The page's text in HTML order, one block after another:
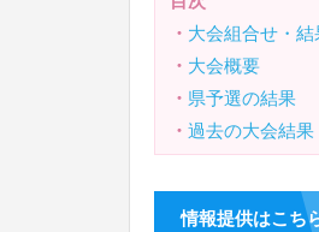
・ 大会組合せ・結
・ 大会概要
・ 県予選の結果
・ 過去の大会結果
情報提供はこち